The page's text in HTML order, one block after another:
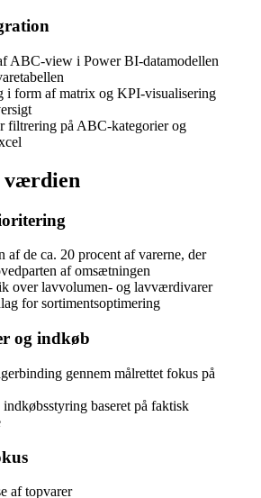
ABC-view i Power BI-datamodellen
i form af matrix og KPI-visualisering
filtrering på ABC-kategorier og
værdien
af de ca. 20 procent af varerne, der
af omsætningen
over lavvolumen- og lavværdivarer
for sortimentsoptimering
og indkøb
gennem målrettet fokus på
baseret på faktisk
af topvarer